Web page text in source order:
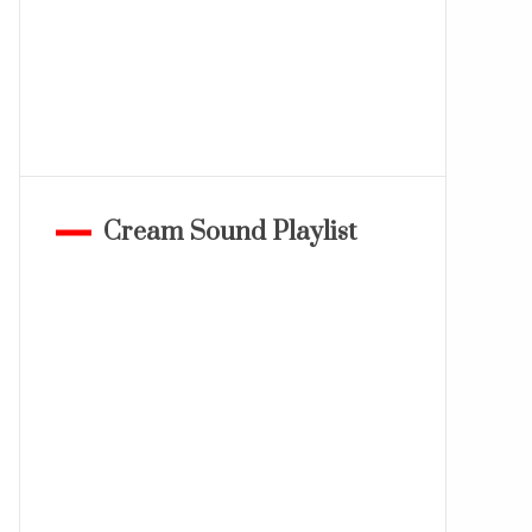
Cream Sound Playlist